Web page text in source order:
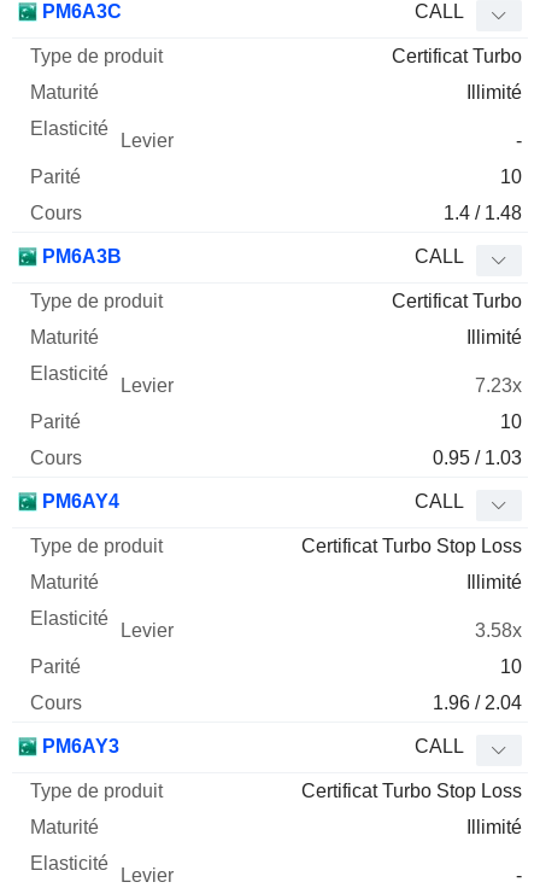
PM6A3C CALL
Certificat Turbo
Illimité
-
10
1.4 / 1.48
PM6A3B CALL
Certificat Turbo
Illimité
7.23x
10
0.95 / 1.03
PM6AY4 CALL
Certificat Turbo Stop Loss
Illimité
3.58x
10
1.96 / 2.04
PM6AY3 CALL
Certificat Turbo Stop Loss
Illimité
-